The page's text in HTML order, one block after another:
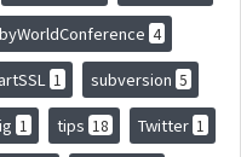
4
1 subversion 5
1 tips 18 Twitter 1